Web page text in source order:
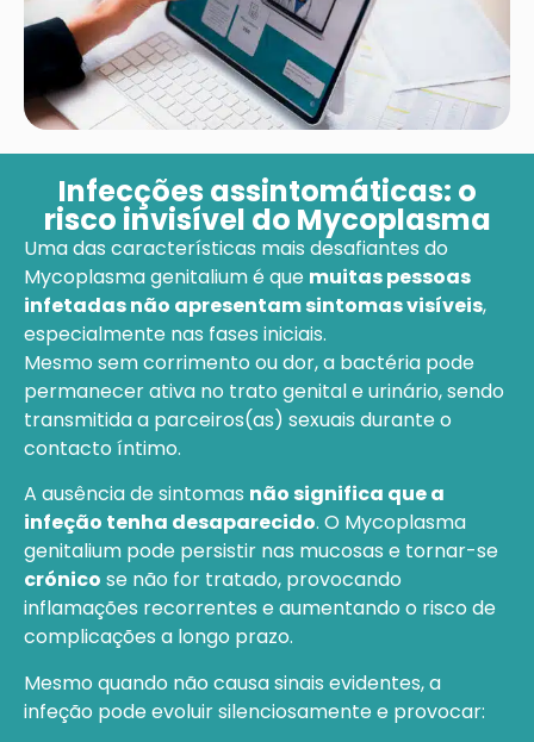
Infecções assintomáticas: o
risco invisível do Mycoplasma
Uma das características mais desafiantes do
Mycoplasma genitalium é que muitas pessoas
infetadas não apresentam sintomas visíveis,
especialmente nas fases iniciais.
Mesmo sem corrimento ou dor, a bactéria pode
permanecer ativa no trato genital e urinário, sendo
transmitida a parceiros(as) sexuais durante o
contacto íntimo.
A ausência de sintomas não significa que a
infeção tenha desaparecido. O Mycoplasma
genitalium pode persistir nas mucosas e tornar-se
crónico se não for tratado, provocando
inflamações recorrentes e aumentando o risco de
complicações a longo prazo.
Mesmo quando não causa sinais evidentes, a
infeção pode evoluir silenciosamente e provocar: